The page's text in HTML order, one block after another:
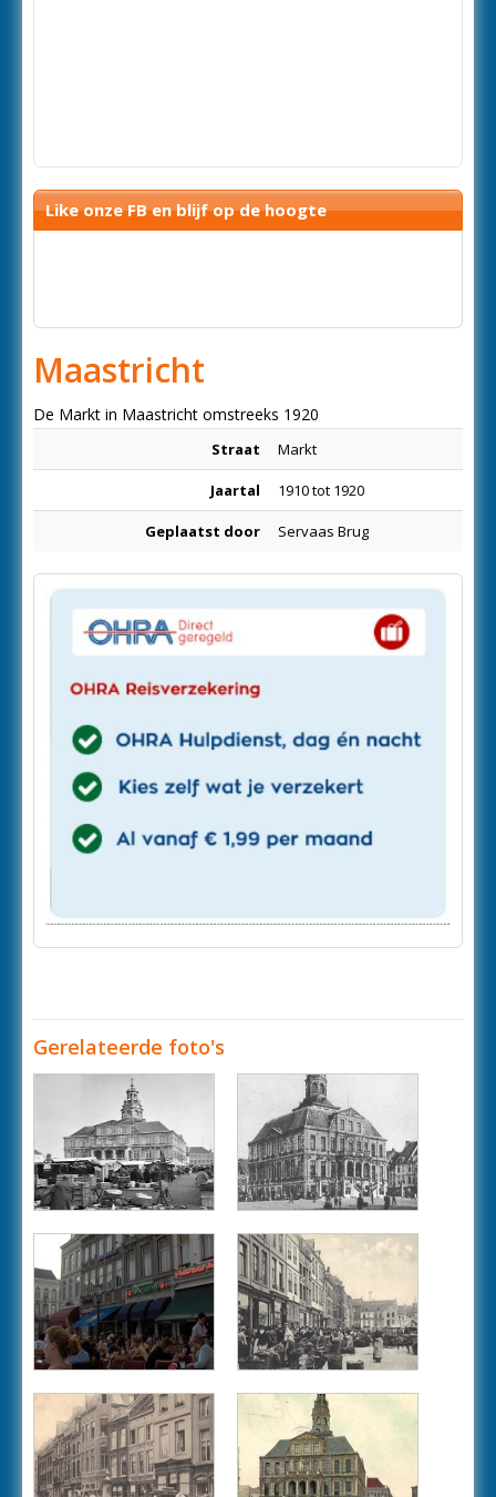
Like onze FB en blijf op de hoogte
Maastricht
De Markt in Maastricht omstreeks 1920
Straat Markt
Jaartal 1910 tot 1920
Geplaatst door Servaas Brug
Gerelateerde foto's